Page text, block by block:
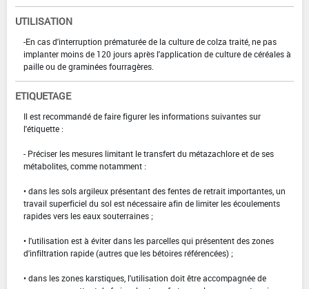
UTILISATION
-En cas d'interruption prématurée de la culture de colza traité, ne pas
implanter moins de 120 jours après l'application de culture de céréales à
paille ou de graminées fourragères.
ETIQUETAGE
Il est recommandé de faire figurer les informations suivantes sur
l'étiquette :
- Préciser les mesures limitant le transfert du métazachlore et de ses
métabolites, comme notamment :
• dans les sols argileux présentant des fentes de retrait importantes, un
travail superficiel du sol est nécessaire afin de limiter les écoulements
rapides vers les eaux souterraines ;
• l'utilisation est à éviter dans les parcelles qui présentent des zones
d'infiltration rapide (autres que les bétoires référencées) ;
• dans les zones karstiques, l'utilisation doit être accompagnée de